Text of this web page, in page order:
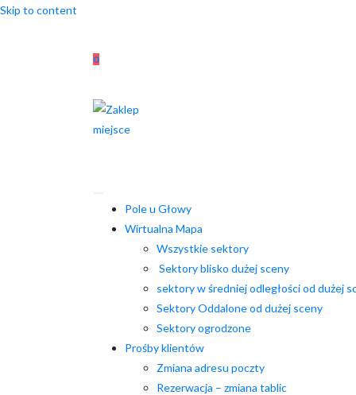
Skip to content
0
Pole u Głowy
Wirtualna Mapa
Wszystkie sektory
Sektory blisko dużej sceny
sektory w średniej odległości od dużej
Sektory Oddalone od dużej sceny
Sektory ogrodzone
Prośby klientów
Zmiana adresu poczty
Rezerwacja – zmiana tablic